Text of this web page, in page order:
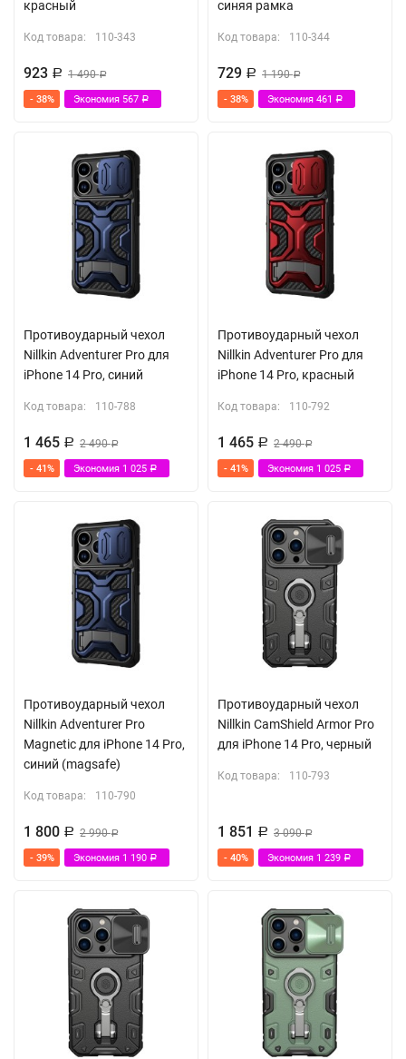
красный
Код товара: 110-343
923 Р 1 490Р
- 38% Экономия 567 Р
синяя рамка
Код товара: 110-344
729 Р 1 190Р
- 38% Экономия 461 Р
Противоударный чехол
Nillkin Adventurer Pro для
iPhone 14 Pro, синий
Код товара: 110-788
1 465 Р 2 490Р
- 41% Экономия 1 025 Р
Противоударный чехол
Nillkin Adventurer Pro для
iPhone 14 Pro, красный
Код товара: 110-792
1 465 Р 2 490Р
- 41% Экономия 1 025 Р
Противоударный чехол
Nillkin Adventurer Pro
Magnetic для iPhone 14 Pro,
синий (magsafe)
Код товара: 110-790
1 800 Р 2 990Р
- 39% Экономия 1 190 Р
Противоударный чехол
Nillkin CamShield Armor Pro
для iPhone 14 Pro, черный
Код товара: 110-793
1 851 Р 3 090Р
- 40% Экономия 1 239 Р